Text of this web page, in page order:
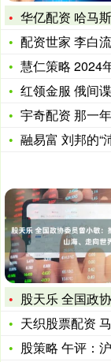
华亿配资 哈马斯谈判负责人宣布已同意
配资世家 李白
慧仁策略 2024
红领金服 俄间谍
宇奇配资 那一年
融易富 刘邦的“
股天乐 全国政协委员曾小敏：推动粤剧艺
天织股票配资 马
股策略 午评：